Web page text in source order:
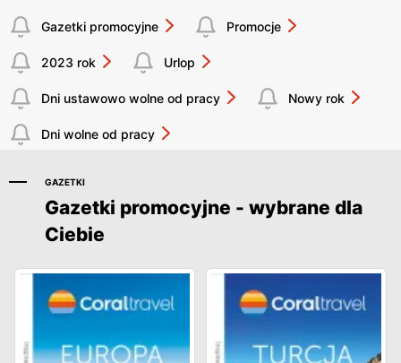
Gazetki promocyjne Promocje
2023 rok Urlop
Dni ustawowo wolne od pracy Nowy rok
Dni wolne od pracy
GAZETKI
Gazetki promocyjne - wybrane dla
Ciebie